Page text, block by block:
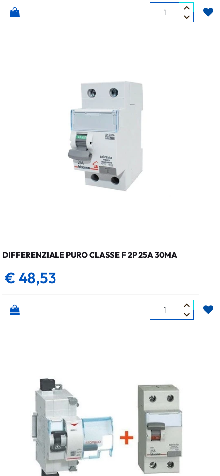
Quantità
DIFFERENZIALE PURO CLASSE F 2P 25A 30MA
€ 48,53
Quantità